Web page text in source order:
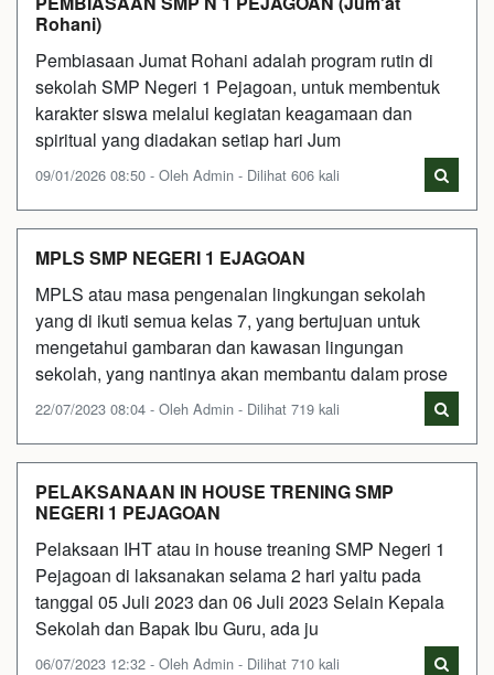
Rohani)
Pembiasaan Jumat Rohani adalah program rutin di
sekolah SMP Negeri 1 Pejagoan, untuk membentuk
karakter siswa melalui kegiatan keagamaan dan
spiritual yang diadakan setiap hari Jum
09/01/2026 08:50 - Oleh Admin - Dilihat 606 kali
MPLS SMP NEGERI 1 EJAGOAN
MPLS atau masa pengenalan lingkungan sekolah
yang di ikuti semua kelas 7, yang bertujuan untuk
mengetahui gambaran dan kawasan lingungan
sekolah, yang nantinya akan membantu dalam prose
22/07/2023 08:04 - Oleh Admin - Dilihat 719 kali
PELAKSANAAN IN HOUSE TRENING SMP
NEGERI 1 PEJAGOAN
Pelaksaan IHT atau in house treaning SMP Negeri 1
Pejagoan di laksanakan selama 2 hari yaitu pada
tanggal 05 Juli 2023 dan 06 Juli 2023 Selain Kepala
Sekolah dan Bapak Ibu Guru, ada ju
06/07/2023 12:32 - Oleh Admin - Dilihat 710 kali